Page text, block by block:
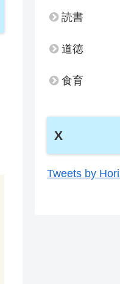
読書
道徳
食育
X
Tweets by